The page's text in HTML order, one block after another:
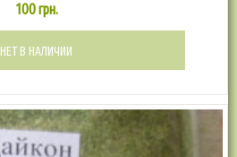
100грн.
НЕТ В НАЛИЧИИ